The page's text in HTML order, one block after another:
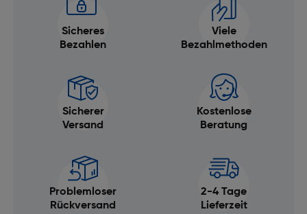
Sicheres
Bezahlen
Viele
Bezahlmethoden
Sicherer
Versand
Kostenlose
Beratung
Problemloser
Rückversand
2-4 Tage
Lieferzeit